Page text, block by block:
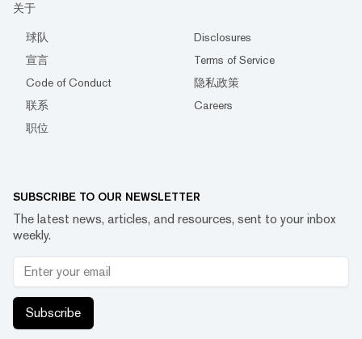
关于
球队
Disclosures
宣言
Terms of Service
Code of Conduct
隐私政策
联系
Careers
职位
SUBSCRIBE TO OUR NEWSLETTER
The latest news, articles, and resources, sent to your inbox
weekly.
Subscribe